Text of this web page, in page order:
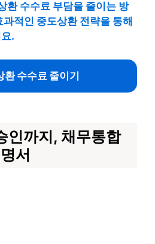
환 수수료 부담을 줄이는 방
적인 중도상환 전략을 통해
.
환 수수료 줄이기
인까지, 채무통합
서